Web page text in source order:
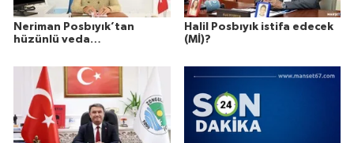
Neriman Posbıyık’tan
hüzünlü veda…
Halil Posbıyık istifa edecek
(Mİ)?